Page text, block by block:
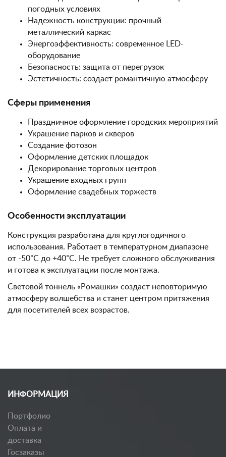
погодных условиях
Надежность конструкции: прочный
металлический каркас
Энергоэффективность: современное LED-
оборудование
Безопасность: защита от перегрузок
Эстетичность: создает романтичную атмосферу
Сферы применения
Праздничное оформление городских мероприятий
Украшение парков и скверов
Создание фотозон
Оформление детских площадок
Декорирование торговых центров
Украшение входных групп
Оформление свадебных торжеств
Особенности эксплуатации
Конструкция разработана для круглогодичного
использования. Работает в температурном диапазоне
от -50°C до +40°C. Не требует сложного обслуживания
и готова к эксплуатации после монтажа.
Световой тоннель «Ромашки» создаст неповторимую
атмосферу волшебства и станет центром притяжения
для посетителей всех возрастов.
ИНФОРМАЦИЯ
Портфолио
Оплата и
доставка
Госзаказы